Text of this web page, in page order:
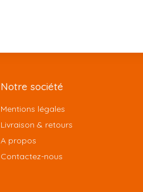
Notre société
Mentions légales
Livraison & retours
A propos
Contactez-nous